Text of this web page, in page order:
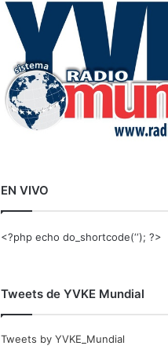
EN VIVO
<?php echo do_shortcode(‘‘); ?>
Tweets de YVKE Mundial
Tweets by YVKE_Mundial